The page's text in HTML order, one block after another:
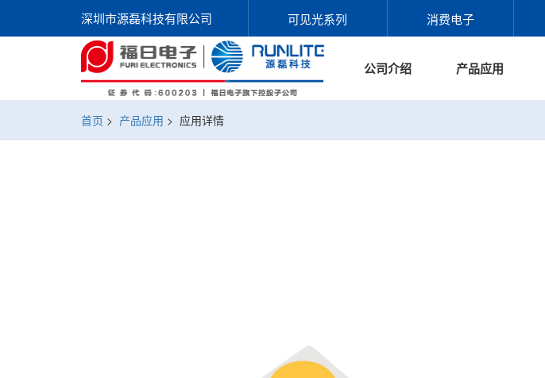
深圳市源磊科技有限公司 可见光系列 消费电子
公司介绍 产品应用
首页 > 产品应用 > 应用详情